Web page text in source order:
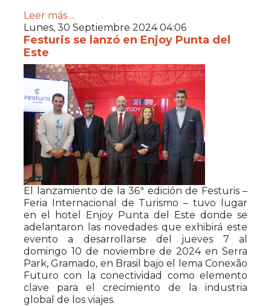
Leer más ...
Lunes, 30 Septiembre 2024 04:06
Festuris se lanzó en Enjoy Punta del
Este
El lanzamiento de la 36ª edición de Festuris –
Feria Internacional de Turismo – tuvo lugar
en el hotel Enjoy Punta del Este donde se
adelantaron las novedades que exhibirá este
evento a desarrollarse del jueves 7 al
domingo 10 de noviembre de 2024 en Serra
Park, Gramado, en Brasil bajo el lema Conexão
Futuro con la conectividad como elemento
clave para el crecimiento de la industria
global de los viajes.